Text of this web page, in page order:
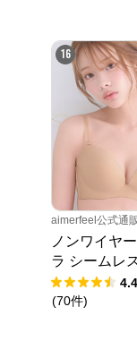
16
aimerfeel公式通
ノンワイヤ
ラ シームレ
ラジャー
4.4
(70件)